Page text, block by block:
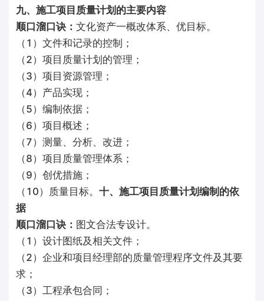
九、施工项目质量计划的主要内容
顺口溜口诀： 文化资产一概改体系、优目标。
（1）文件和记录的控制；
（2）项目质量计划的管理；
（3）项目资源管理；
（4）产品实现；
（5）编制依据；
（6）项目概述；
（7）测量、分析、改进；
（8）项目质量管理体系；
（9）创优措施；
（10）质量目标。 十、施工项目质量计划编制的依
据
顺口溜口诀： 图文合法专设计。
（1）设计图纸及相关文件；
（2）企业和项目经理部的质量管理程序文件及其要
求；
（3）工程承包合同；